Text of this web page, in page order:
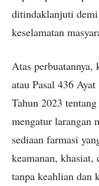
ditindaklanjuti demi
keselamatan
Atas perbuatannya,
atau Pasal 436
Tahun 2023
mengatur larangan
sediaan farmasi
keamanan,
tanpa keahlian dan